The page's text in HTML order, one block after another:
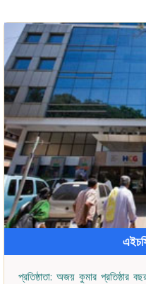
প্রতিষ্ঠাতা: অজয় কুমার প্রতিষ্ঠার